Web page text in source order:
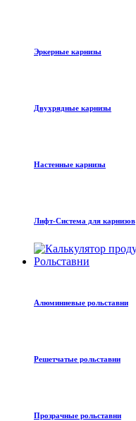
Эркерные карнизы
Двухрядные карнизы
Настенные карнизы
Лифт-Система для карнизов
Рольставни
Алюминиевые рольставни
Решетчатые рольставни
Прозрачные рольставни